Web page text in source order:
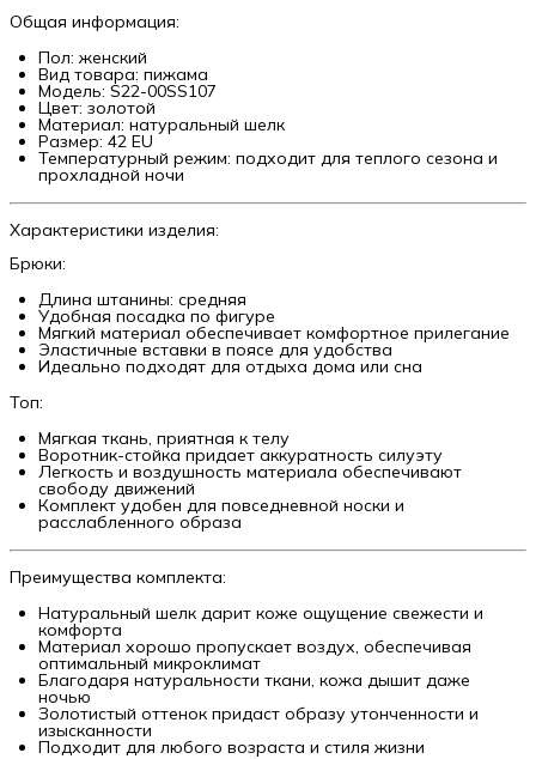
Общая информация:
Пол: женский
Вид товара: пижама
Модель: S22-00SS107
Цвет: золотой
Материал: натуральный шелк
Размер: 42 EU
Температурный режим: подходит для теплого сезона и
прохладной ночи
Характеристики изделия:
Брюки:
Длина штанины: средняя
Удобная посадка по фигуре
Мягкий материал обеспечивает комфортное прилегание
Эластичные вставки в поясе для удобства
Идеально подходят для отдыха дома или сна
Топ:
Мягкая ткань, приятная к телу
Воротник-стойка придает аккуратность силуэту
Легкость и воздушность материала обеспечивают
свободу движений
Комплект удобен для повседневной носки и
расслабленного образа
Преимущества комплекта:
Натуральный шелк дарит коже ощущение свежести и
комфорта
Материал хорошо пропускает воздух, обеспечивая
оптимальный микроклимат
Благодаря натуральности ткани, кожа дышит даже
ночью
Золотистый оттенок придаст образу утонченности и
изысканности
Подходит для любого возраста и стиля жизни